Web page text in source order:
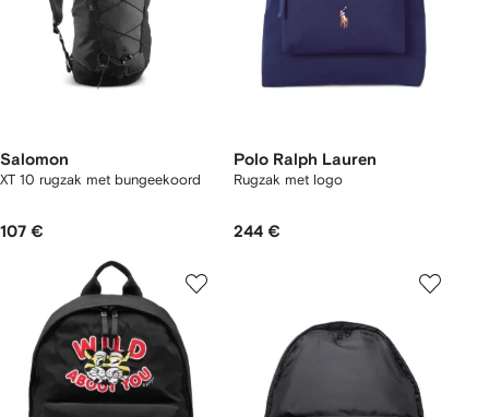
Salomon
XT 10 rugzak met bungeekoord
107 €
Polo Ralph Lauren
Rugzak met logo
244 €